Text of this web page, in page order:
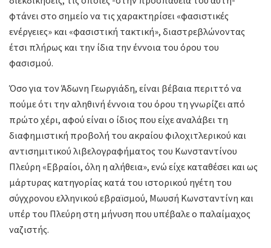
φτάνει στο σημείο να τις χαρακτηρίσει «φασιστικές
ενέργειες» και «φασιστική τακτική», διαστρεβλώνοντας
έτσι πλήρως και την ίδια την έννοια του όρου του
φασισμού.
Όσο για τον Άδωνη Γεωργιάδη, είναι βέβαια περιττό να
πούμε ότι την αληθινή έννοια του όρου τη γνωρίζει από
πρώτο χέρι, αφού είναι ο ίδιος που είχε αναλάβει τη
διαφημιστική προβολή του ακραίου φιλοχιτλερικού και
αντισημιτικού λιβελογραφήματος του Κωνσταντίνου
Πλεύρη «Εβραίοι, όλη η αλήθεια», ενώ είχε καταθέσει και ως
μάρτυρας κατηγορίας κατά του ιστορικού ηγέτη του
σύγχρονου ελληνικού εβραϊσμού, Μωυσή Κωνσταντίνη και
υπέρ του Πλεύρη στη μήνυση που υπέβαλε ο παλαίμαχος
ναζιστής.